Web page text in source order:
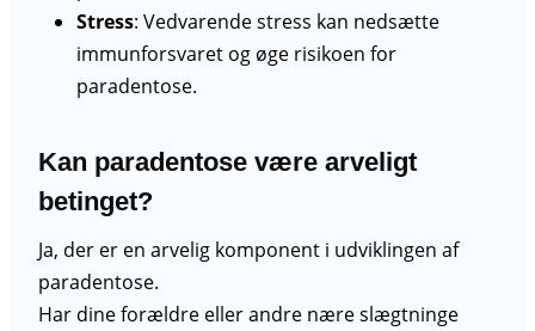
Stress: Vedvarende stress kan nedsætte
immunforsvaret og øge risikoen for
paradentose.
Kan paradentose være arveligt
betinget?
Ja, der er en arvelig komponent i udviklingen af
paradentose.
Har dine forældre eller andre nære slægtninge